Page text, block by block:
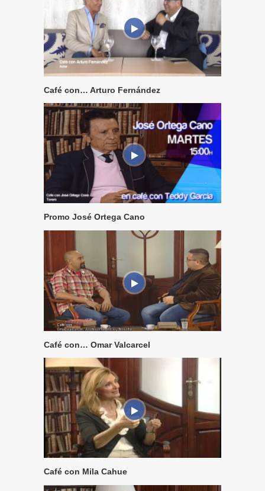
Café con… Arturo Fernández
Promo José Ortega Cano
Café con… Omar Valcarcel
Café con Mila Cahue